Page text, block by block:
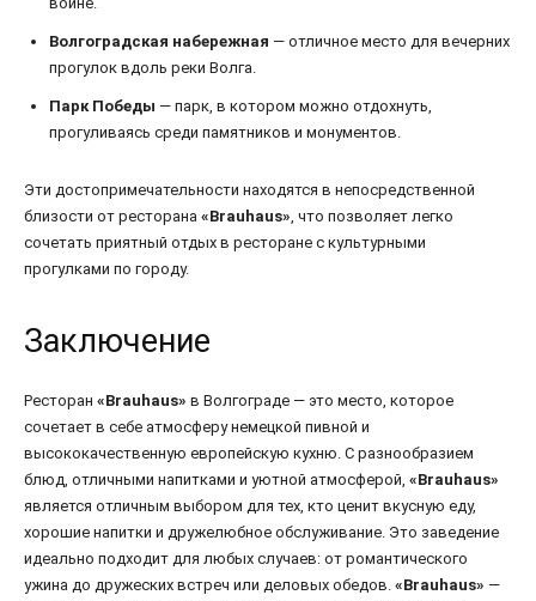
Волгоградская набережная — отличное место для вечерних
прогулок вдоль реки Волга.
Парк Победы — парк, в котором можно отдохнуть,
прогуливаясь среди памятников и монументов.
Эти достопримечательности находятся в непосредственной
близости от ресторана «Brauhaus», что позволяет легко
сочетать приятный отдых в ресторане с культурными
прогулками по городу.
Заключение
Ресторан «Brauhaus» в Волгограде — это место, которое
сочетает в себе атмосферу немецкой пивной и
высококачественную европейскую кухню. С разнообразием
блюд, отличными напитками и уютной атмосферой, «Brauhaus»
является отличным выбором для тех, кто ценит вкусную еду,
хорошие напитки и дружелюбное обслуживание. Это заведение
идеально подходит для любых случаев: от романтического
ужина до дружеских встреч или деловых обедов. «Brauhaus» —